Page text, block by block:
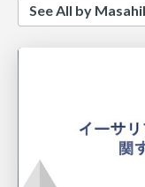
See All by